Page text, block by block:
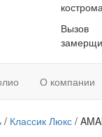
Вызов
О компании
/ Классик Люкс/